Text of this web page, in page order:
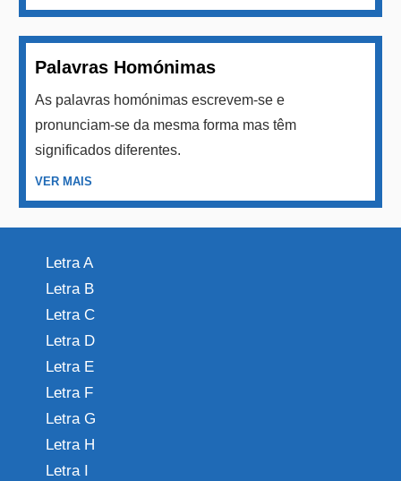
Palavras Homónimas
As palavras homónimas escrevem-se e
pronunciam-se da mesma forma mas têm
significados diferentes.
VER MAIS
Letra A
Letra B
Letra C
Letra D
Letra E
Letra F
Letra G
Letra H
Letra I